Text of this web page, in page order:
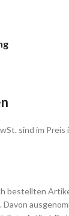
sind im Preis
bestellten
Davon